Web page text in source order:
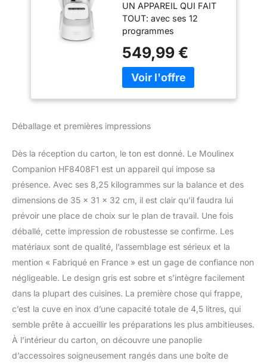
XL - 3 L - Gris
UN APPAREIL QUI FAIT
TOUT: avec ses 12
programmes
mode manuel,
Companion est le robot
cuiseur qui fait tout
10personnes et sera
occasions, aussi bien
pour le quotidien que
lorsque vous recevez
SILENCIEUX: Le robot
cuiseur le plus silencieux
(par rapport aux modèles
les plus vendus, d'après
réalisés selon une norme
internationale) ACCÈS À
L'APPLICATION
MOULINEX: découvrez
une infinité de recettes,
sauvegardez vos
recettes préférées et
créez vos listes de
549,99 €
Déballage et premières impressions
Dès la réception du carton, le ton est donné. Le Moulinex
Companion HF8408F1 est un appareil qui impose sa
présence. Avec ses 8,25 kilogrammes sur la balance et des
dimensions de 35 x 31 x 32 cm, il est clair qu’il faudra lui
prévoir une place de choix sur le plan de travail. Une fois
déballé, cette impression de robustesse se confirme. Les
matériaux sont de qualité, l’assemblage est sérieux et la
mention « Fabriqué en France » est un gage de confiance non
négligeable. Le design gris est sobre et s’intègre facilement
dans la plupart des cuisines. La première chose qui frappe,
c’est la cuve en inox d’une capacité totale de 4,5 litres, qui
semble prête à accueillir les préparations les plus ambitieuses.
À l’intérieur du carton, on découvre une panoplie
d’accessoires soigneusement rangés dans une boîte de